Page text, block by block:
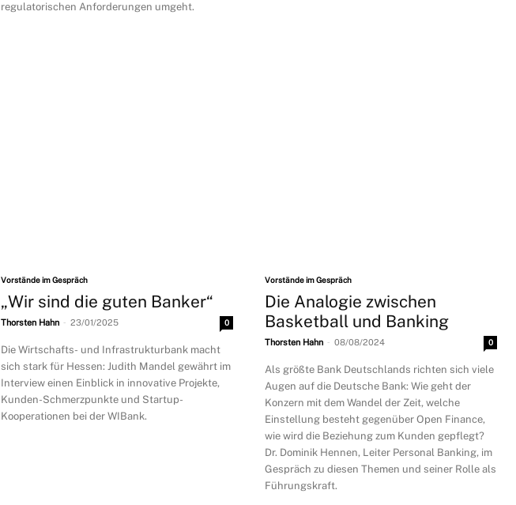
regulatorischen Anforderungen umgeht.
Vorstände im Gespräch
„Wir sind die guten Banker“
Thorsten Hahn - 23/01/2025 0
Die Wirtschafts- und Infrastrukturbank macht
sich stark für Hessen: Judith Mandel gewährt im
Interview einen Einblick in innovative Projekte,
Kunden-Schmerzpunkte und Startup-
Kooperationen bei der WIBank.
Vorstände im Gespräch
Die Analogie zwischen
Basketball und Banking
Thorsten Hahn - 08/08/2024 0
Als größte Bank Deutschlands richten sich viele
Augen auf die Deutsche Bank: Wie geht der
Konzern mit dem Wandel der Zeit, welche
Einstellung besteht gegenüber Open Finance,
wie wird die Beziehung zum Kunden gepflegt?
Dr. Dominik Hennen, Leiter Personal Banking, im
Gespräch zu diesen Themen und seiner Rolle als
Führungskraft.